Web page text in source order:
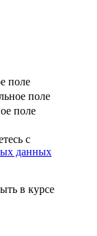
поле
поле
поле
с
данных
в курсе